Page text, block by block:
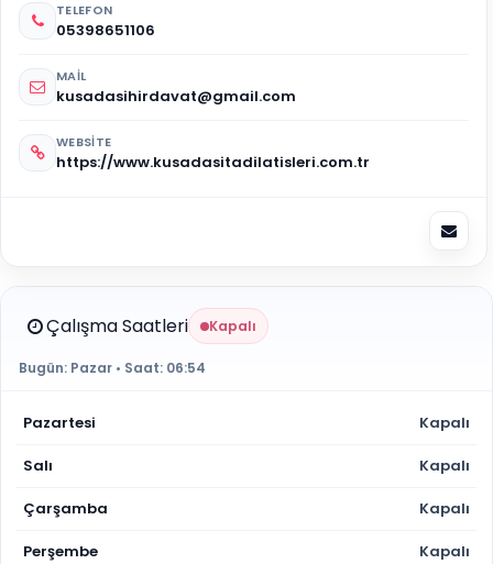
TELEFON
05398651106
MAIL
kusadasihirdavat@gmail.com
WEBSITE
https://www.kusadasitadilatisleri.com.tr
Çalışma Saatleri Kapalı
Bugün: Pazar • Saat: 06:54
Pazartesi Kapalı
Salı Kapalı
Çarşamba Kapalı
Perşembe Kapalı